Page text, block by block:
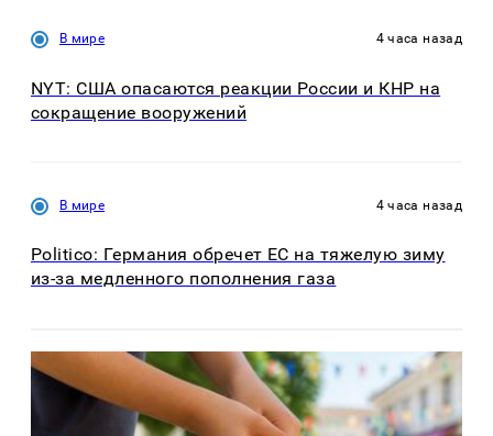
В мире 4 часа назад
NYT: США опасаются реакции России и КНР на
сокращение вооружений
В мире 4 часа назад
Politico: Германия обречет ЕС на тяжелую зиму
из-за медленного пополнения газа